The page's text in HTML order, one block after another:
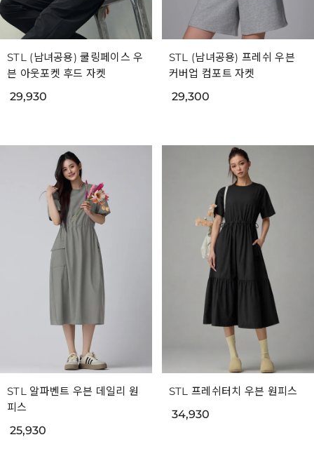
STL (남녀공용) 쿨링페이스 우
븐 아웃포켓 후드 자켓
29,930
STL (남녀공용) 프레쉬 우븐
커버업 컴포트 자켓
29,300
STL 알파벤트 우븐 데일리 원
피스
25,930
STL 프레쉬터치 우븐 원피스
34,930